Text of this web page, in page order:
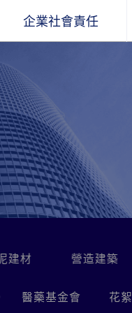
事業關聯圖
企業列表
企業社會責任
遠東ESG
環境永續
社會參與
公司治理
企業永續報告書
獲獎與肯定
建材 營造建築
醫藥基金會 花絮